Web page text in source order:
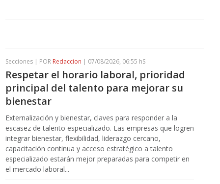
Secciones | POR Redaccion | 07/08/2026, 06:55 hS
Respetar el horario laboral, prioridad
principal del talento para mejorar su
bienestar
Externalización y bienestar, claves para responder a la
escasez de talento especializado. Las empresas que logren
integrar bienestar, flexibilidad, liderazgo cercano,
capacitación continua y acceso estratégico a talento
especializado estarán mejor preparadas para competir en
el mercado laboral...